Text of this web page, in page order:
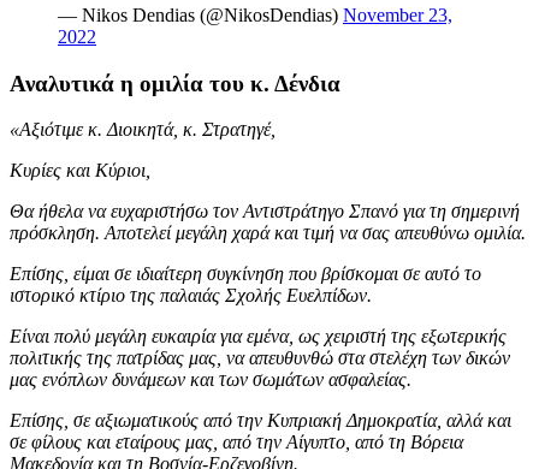
— Nikos Dendias (@NikosDendias) November 23,
2022
Αναλυτικά η ομιλία του κ. Δένδια
«Αξιότιμε κ. Διοικητά, κ. Στρατηγέ,
Κυρίες και Κύριοι,
Θα ήθελα να ευχαριστήσω τον Αντιστράτηγο Σπανό για τη σημερινή
πρόσκληση. Αποτελεί μεγάλη χαρά και τιμή να σας απευθύνω ομιλία.
Επίσης, είμαι σε ιδιαίτερη συγκίνηση που βρίσκομαι σε αυτό το
ιστορικό κτίριο της παλαιάς Σχολής Ευελπίδων.
Είναι πολύ μεγάλη ευκαιρία για εμένα, ως χειριστή της εξωτερικής
πολιτικής της πατρίδας μας, να απευθυνθώ στα στελέχη των δικών
μας ενόπλων δυνάμεων και των σωμάτων ασφαλείας.
Επίσης, σε αξιωματικούς από την Κυπριακή Δημοκρατία, αλλά και
σε φίλους και εταίρους μας, από την Αίγυπτο, από τη Βόρεια
Μακεδονία και τη Βοσνία-Ερζεγοβίνη.